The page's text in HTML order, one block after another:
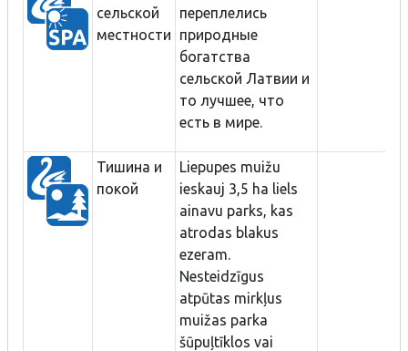
сельской
местности
переплелись
природные
богатства
сельской Латвии и
то лучшее, что
есть в мире.
Тишина и
покой
Liepupes muižu
ieskauj 3,5 ha liels
ainavu parks, kas
atrodas blakus
ezeram.
Nesteidzīgus
atpūtas mirkļus
muižas parka
šūpuļtīklos vai